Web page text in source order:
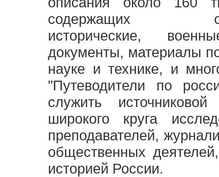
содержащих
исторические,
документы, материалы
науке и технике, и
"Путеводители по
служить
широкого круга
преподавателей,
общественных
историей России.